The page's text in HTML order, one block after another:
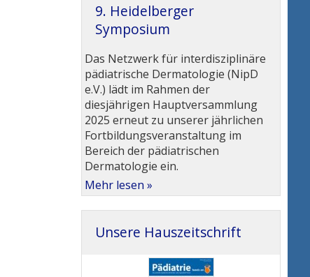
9. Heidelberger
Symposium
Das Netzwerk für interdisziplinäre
pädiatrische Dermatologie (NipD
e.V.) lädt im Rahmen der
diesjährigen Hauptversammlung
2025 erneut zu unserer jährlichen
Fortbildungsveranstaltung im
Bereich der pädiatrischen
Dermatologie ein.
Mehr lesen »
Unsere Hauszeitschrift